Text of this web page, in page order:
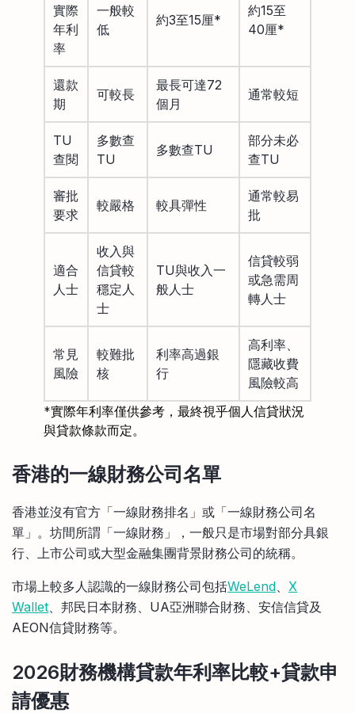
實際
年利
率
一般較
低
約3至15厘*
約15至
40厘*
還款
期
可較長
最長可達72
個月
通常較短
TU
查閱
多數查
TU
多數查TU
部分未必
查TU
審批
要求
較嚴格 較具彈性
通常較易
批
適合
人士
收入與
信貸較
穩定人
士
TU與收入一
般人士
信貸較弱
或急需周
轉人士
常見
風險
較難批
核
利率高過銀
行
高利率、
隱藏收費
風險較高
*實際年利率僅供參考，最終視乎個人信貸狀況
與貸款條款而定。
香港的一線財務公司名單
香港並沒有官方「一線財務排名」或「一線財務公司名
單」。坊間所謂「一線財務」，一般只是市場對部分具銀
行、上市公司或大型金融集團背景財務公司的統稱。
市場上較多人認識的一線財務公司包括WeLend
X
Wallet 、邦民日本財務、UA亞洲聯合財務、安信信貸及
AEON信貸財務等。
2026財務機構貸款年利率比較+貸款申
請優惠